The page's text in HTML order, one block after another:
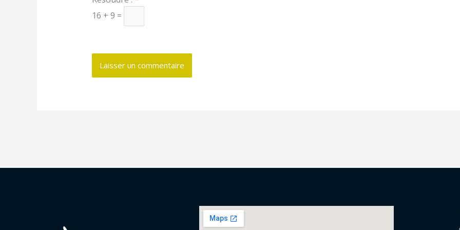
16 + 9 =